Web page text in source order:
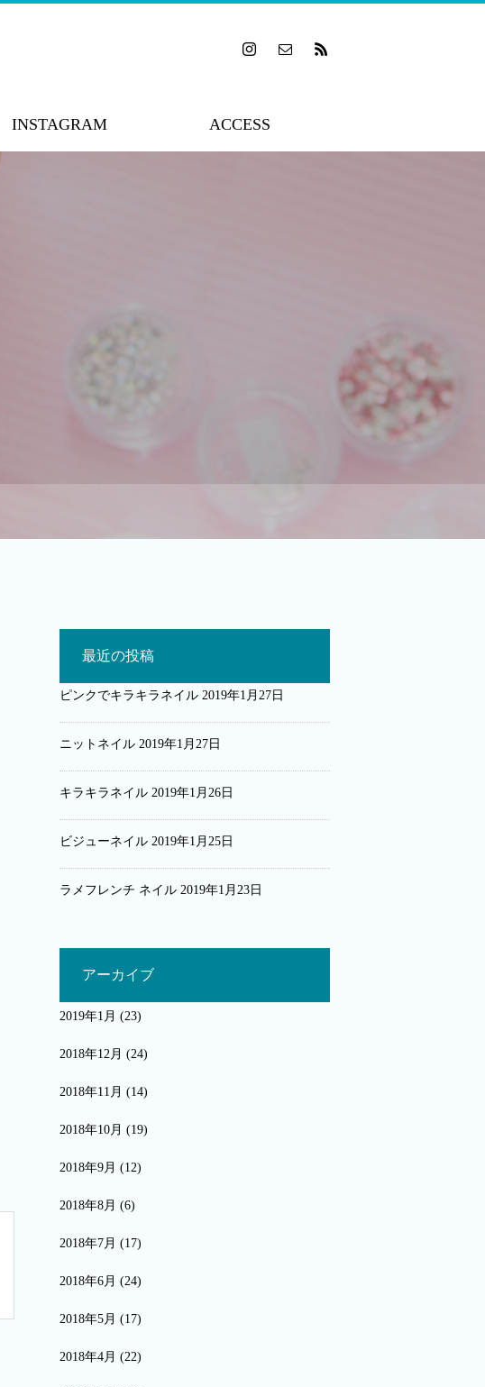
INSTAGRAM ACCESS
最近の投稿
ピンクでキラキラネイル 2019年1月27日
ニットネイル 2019年1月27日
キラキラネイル 2019年1月26日
ビジューネイル 2019年1月25日
ラメフレンチ ネイル 2019年1月23日
アーカイブ
2019年1月 (23)
2018年12月 (24)
2018年11月 (14)
2018年10月 (19)
2018年9月 (12)
2018年8月 (6)
2018年7月 (17)
2018年6月 (24)
2018年5月 (17)
2018年4月 (22)